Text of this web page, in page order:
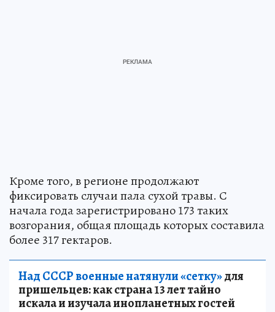
Кроме того, в регионе продолжают
фиксировать случаи пала сухой травы. С
начала года зарегистрировано 173 таких
возгорания, общая площадь которых составила
более 317 гектаров.
Над СССР военные натянули «сетку»для
пришельцев: как страна 13 лет тайно
искала и изучала инопланетных гостей